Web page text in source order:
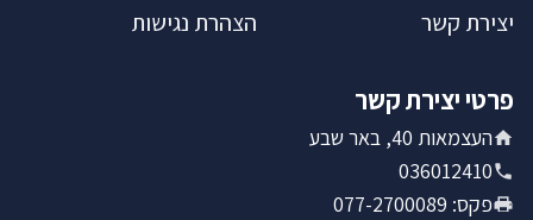
יצירת קשר
הצהרת נגישות
פרטי יצירת קשר
העצמאות 40, באר שבע
036012410
פקס:
077-2700089